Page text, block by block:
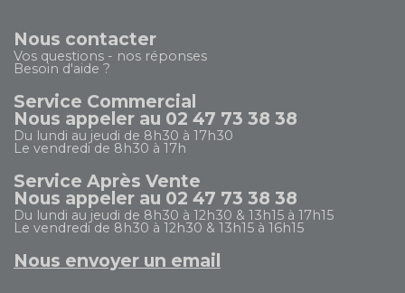
Nous contacter
Vos questions - nos réponses
Besoin d'aide ?
Service Commercial
Nous appeler au 02 47 73 38 38
Du lundi au jeudi de 8h30 à 17h30
Le vendredi de 8h30 à 17h
Service Après Vente
Nous appeler au 02 47 73 38 38
Du lundi au jeudi de 8h30 à 12h30 & 13h15 à 17h15
Le vendredi de 8h30 à 12h30 & 13h15 à 16h15
Nous envoyer un email